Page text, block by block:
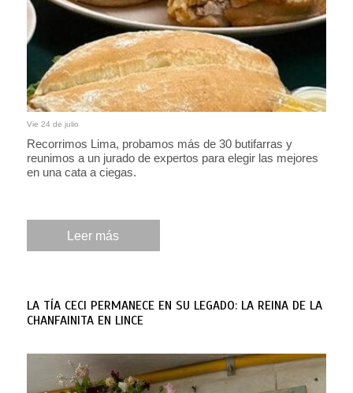
Vie 24 de julio
Recorrimos Lima, probamos más de 30 butifarras y
reunimos a un jurado de expertos para elegir las mejores
en una cata a ciegas.
Leer más
LA TÍA CECI PERMANECE EN SU LEGADO: LA REINA DE LA
CHANFAINITA EN LINCE